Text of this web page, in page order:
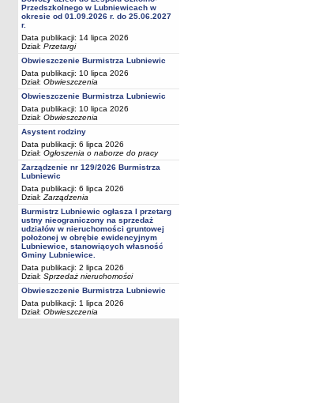
Przedszkolnego w Lubniewicach w
okresie od 01.09.2026 r. do 25.06.2027
r.
Data publikacji: 14 lipca 2026
Dział: Przetargi
Obwieszczenie Burmistrza Lubniewic
Data publikacji: 10 lipca 2026
Dział: Obwieszczenia
Obwieszczenie Burmistrza Lubniewic
Data publikacji: 10 lipca 2026
Dział: Obwieszczenia
Asystent rodziny
Data publikacji: 6 lipca 2026
Dział: Ogłoszenia o naborze do pracy
Zarządzenie nr 129/2026 Burmistrza
Lubniewic
Data publikacji: 6 lipca 2026
Dział: Zarządzenia
Burmistrz Lubniewic ogłasza I przetarg
ustny nieograniczony na sprzedaż
udziałów w nieruchomości gruntowej
położonej w obrębie ewidencyjnym
Lubniewice, stanowiących własność
Gminy Lubniewice.
Data publikacji: 2 lipca 2026
Dział: Sprzedaż nieruchomości
Obwieszczenie Burmistrza Lubniewic
Data publikacji: 1 lipca 2026
Dział: Obwieszczenia